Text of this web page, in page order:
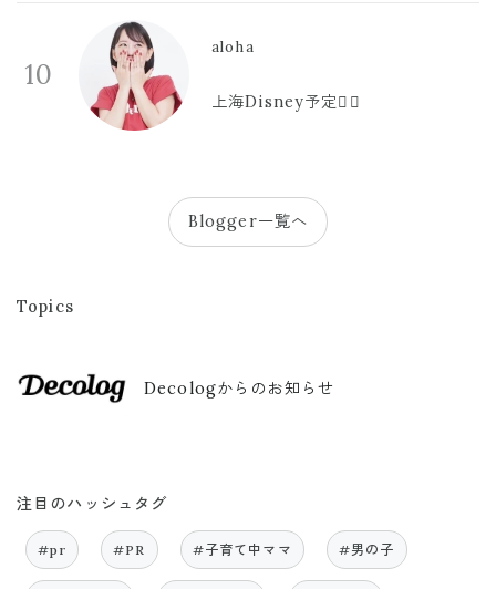
10
aloha
上海Disney予定🫪🩷
Blogger一覧へ
Topics
Decologからのお知らせ
注目のハッシュタグ
#pr #PR #子育て中ママ #男の子